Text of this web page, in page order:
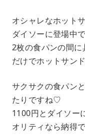
オシャレなホット
ダイソーに登場中
2枚の食パンの間に
だけでホットサン
サクサクの食パン
たりですね♡
1100円とダイソー
オリティなら納得で